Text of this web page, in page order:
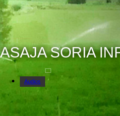
ASAJA SORIA
Audios